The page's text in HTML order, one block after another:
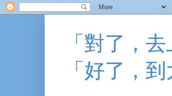
「對了，
「好了，